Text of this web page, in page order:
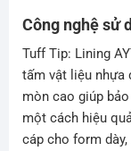
Công nghệ sử
Tuff Tip: Lining
tấm vật liệu nhựa
mòn cao giúp
một cách hiệu
cáp cho form